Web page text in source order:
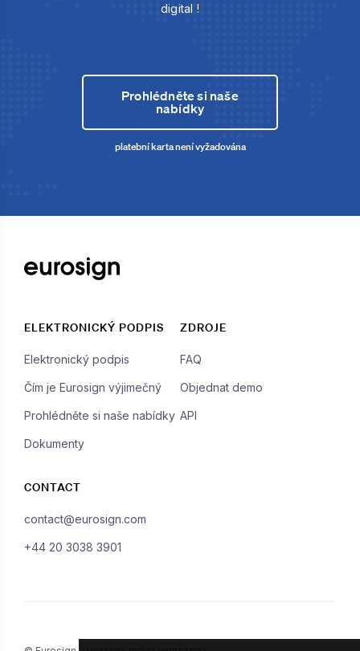
digital !
Prohlédněte si naše
nabídky
platební karta není vyžadována
ELEKTRONICKÝ PODPIS
Elektronický podpis
Čím je Eurosign výjimečný
Prohlédněte si naše nabídky
Dokumenty
ZDROJE
FAQ
Objednat demo
API
CONTACT
contact@eurosign.com
+44 20 3038 3901